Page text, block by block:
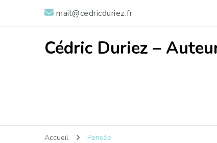
mail@cedricduriez.fr
Cédric Duriez –
Accueil Pensée